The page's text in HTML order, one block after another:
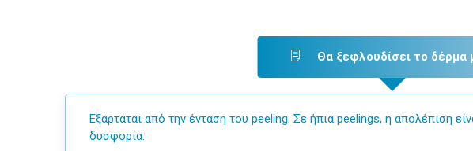
Θα ξεφλουδίσει το δέρμα
Εξαρτάται από την ένταση του peeling. Σε ήπια peelings, η απολέπιση
δυσφορία.